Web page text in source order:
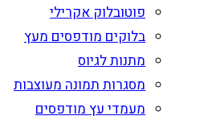
פוטובלוק אקרילי
בלוקים מודפסים מעץ
מתנות לגיוס
מסגרות תמונה מעוצבות
מעמדי עץ מודפסים